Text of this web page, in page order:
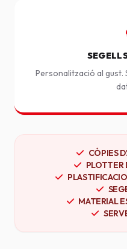
Personalització al gust.
CÒPIES
PLOTTER
MATERIAL